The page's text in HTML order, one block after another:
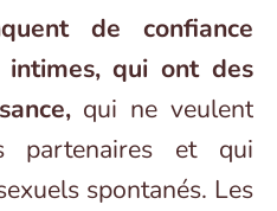
de confiance
qui ont des
qui ne veulent
partenaires et qui
spontanés. Les